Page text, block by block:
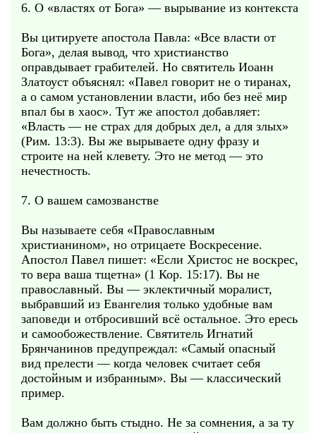
6. О «властях от Бога» — вырывание из контекста
Вы цитируете апостола Павла: «Все власти от
Бога», делая вывод, что христианство
оправдывает грабителей. Но святитель Иоанн
Златоуст объяснял: «Павел говорит не о тиранах,
а о самом установлении власти, ибо без неё мир
впал бы в хаос». Тут же апостол добавляет:
«Власть — не страх для добрых дел, а для злых»
(Рим. 13:3). Вы же вырываете одну фразу и
строите на ней клевету. Это не метод — это
нечестность.
7. О вашем самозванстве
Вы называете себя «Православным
христианином», но отрицаете Воскресение.
Апостол Павел пишет: «Если Христос не воскрес,
то вера ваша тщетна» (1 Кор. 15:17). Вы не
православный. Вы — эклектичный моралист,
выбравший из Евангелия только удобные вам
заповеди и отбросивший всё остальное. Это ересь
и самообожествление. Святитель Игнатий
Брянчанинов предупреждал: «Самый опасный
вид прелести — когда человек считает себя
достойным и избранным». Вы — классический
пример.
Вам должно быть стыдно. Не за сомнения, а за ту